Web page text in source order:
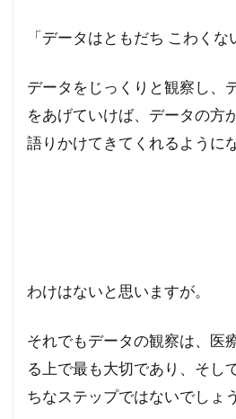
「データはともだち こわくな
データをじっくりと観察し、
をあげていけば、データの方
語りかけてきてくれるように
わけはないと思いますが。
それでもデータの観察は、医
る上で最も大切であり、そし
ちなステップではないでしょ